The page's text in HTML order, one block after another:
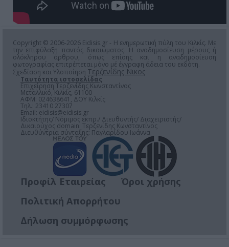
Copyright © 2006-2026 Eidisis.gr - Η ενημερωτική πύλη του Κιλκίς. Με
την επιφύλαξη παντός δικαιώματος. Η αναδημοσίευση μέρους ή
ολόκληρου άρθρου, όπως επίσης και η αναδημοσίευση
φωτογραφίας επιτρέπεται μόνο μέ έγγραφη άδεια του εκδότη.
Σχεδίαση και Υλοποίηση Τερζενίδης Νικος
Ταυτότητα ιστοσελίδας
Επιχείρηση Τερζενίδης Κωνσταντίνος
Μεταλλικό, Κιλκίς, 61100
ΑΦΜ: 024638641, ΔΟΥ Κιλκίς
Τηλ.: 23410 27307
Email: eidisis@eidisis.gr
Ιδιοκτήτης/ Νόμιμος εκπρ./ Διευθυντής/ Διαχειριστής/
Δικαιούχος domain: Τερζενίδης Κωνσταντίνος
Διευθύντρια σύνταξης: Παγλαρίδου Ιωάννα
Προφίλ Εταιρείας
Όροι χρήσης
Πολιτική Απορρήτου
Δήλωση συμμόρφωσης